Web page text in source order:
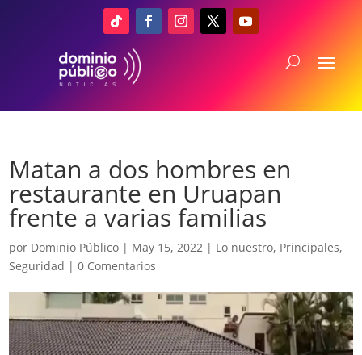
Matan a dos hombres en
restaurante en Uruapan
frente a varias familias
por Dominio Público | May 15, 2022 | Lo nuestro, Principales,
Seguridad |0 Comentarios